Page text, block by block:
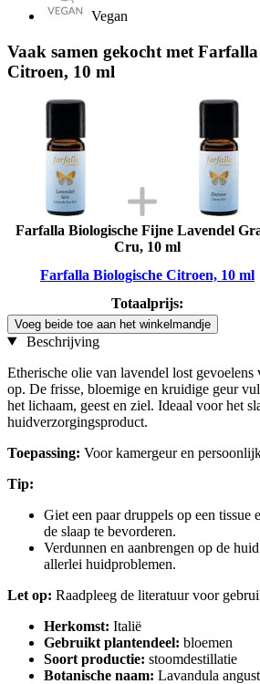
Vegan
Vaak samen gekocht met
Citroen, 10 ml
Farfalla Biologische Fijne Lavendel
Cru, 10 ml
Farfalla Biologische Citroen, 10 ml
Totaalprijs:
Voeg beide toe aan het winkelmandje
Beschrijving
Etherische olie van lavendel lost gevoelens
op. De frisse, bloemige en kruidige geur
het lichaam, geest en ziel. Ideaal voor het
huidverzorgingsproduct.
Toepassing: Voor kamergeur en
Tip:
Giet een paar druppels op een tissue
de slaap te bevorderen.
Verdunnen en aanbrengen op de
allerlei huidproblemen.
Let op: Raadpleeg de literatuur voor
Herkomst: Italië
Gebruikt plantendeel: bloemen
Soort productie: stoomdestillatie
Botanische naam: Lavandula